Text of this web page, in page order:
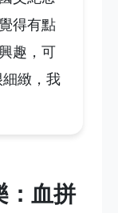
得有點
趣，可
緻，我
：血拼